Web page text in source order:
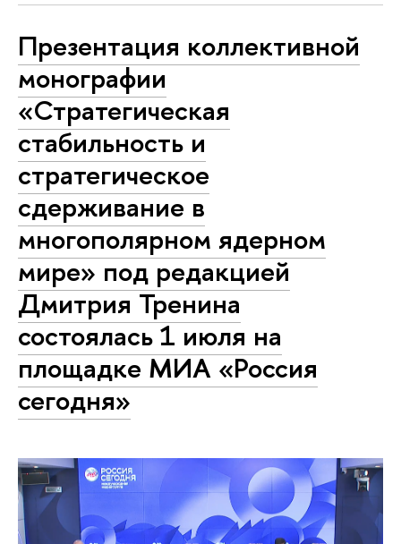
Презентация коллективной
монографии
«Стратегическая
стабильность и
стратегическое
сдерживание в
многополярном ядерном
мире» под редакцией
Дмитрия Тренина
состоялась 1 июля на
площадке МИА «Россия
сегодня»